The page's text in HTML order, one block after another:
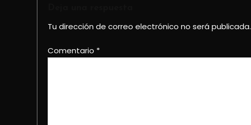
Tu dirección de correo electrónico no será publicada.
Comentario *